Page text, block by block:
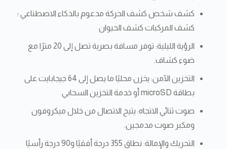
كشف شخص كشف الحركة مدعوم بالذكاء الاصطناعي ؛
كشف المركبات كشف الحيوان
الرؤية الليلية: توفر مسافة بصرية تصل إلى 20 مترًا مع
ضوء كشاف.
التخزين الآمن: يخزن محليًا ما يصل إلى 64 جيجابايت على
بطاقة microSD أو خدمة التخزين السحابي
صوت ثنائي الاتجاه: يتيح الاتصال من خلال ميكروفون
ومكبر صوت مدمجين.
التحريك والإمالة: نطاق 355 درجة أفقيًا و90 درجة رأسيًا